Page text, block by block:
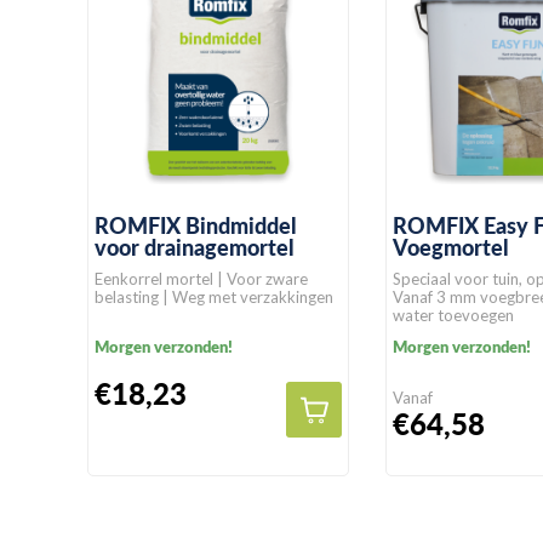
ROMFIX Bindmiddel
voor drainagemortel
Eenkorrel mortel | Voor zware
belasting | Weg met verzakkingen
Morgen verzonden!
€18,23
ROMFIX Easy
Voegmortel
Speciaal voor tuin,
Vanaf 3 mm
water toevoegen
Morgen verzonden!
Vanaf
€64,58